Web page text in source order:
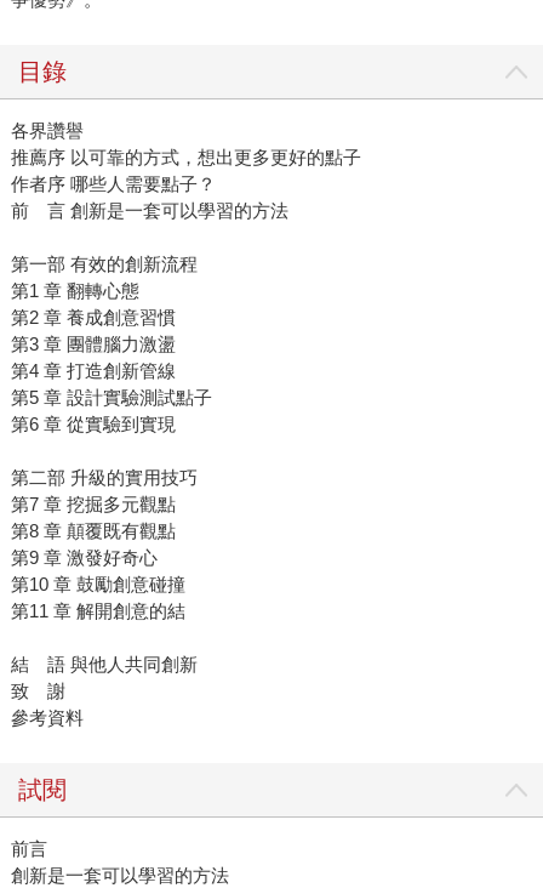
目錄
各界讚譽
推薦序 以可靠的方式，想出更多更好的點子
作者序 哪些人需要點子？
前 言 創新是一套可以學習的方法
第一部 有效的創新流程
第1 章 翻轉心態
第2 章 養成創意習慣
第3 章 團體腦力激盪
第4 章 打造創新管線
第5 章 設計實驗測試點子
第6 章 從實驗到實現
第二部 升級的實用技巧
第7 章 挖掘多元觀點
第8 章 顛覆既有觀點
第9 章 激發好奇心
第10 章 鼓勵創意碰撞
第11 章 解開創意的結
結 語 與他人共同創新
致 謝
參考資料
試閱
前言
創新是一套可以學習的方法